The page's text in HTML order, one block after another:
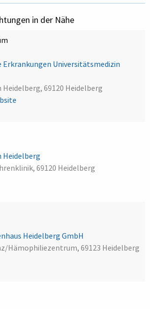
in der Nähe
Universitätsmedizin
69120 Heidelberg
Heidelberg
69120 Heidelberg
Heidelberg GmbH
Hämophiliezentrum, 69123 Heidelberg